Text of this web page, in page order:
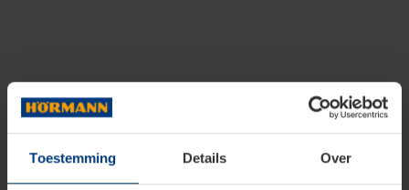
Toestemming Details Over